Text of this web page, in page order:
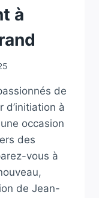
à
de
d’initiation à
occasion
des
vous à
de Jean-